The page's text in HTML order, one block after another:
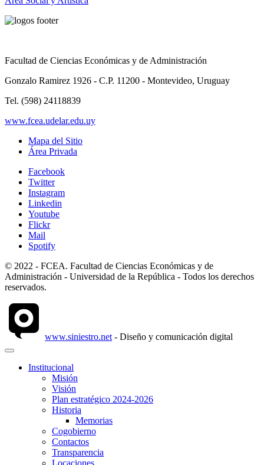
Facultad de Ciencias Económicas y de Administración
Gonzalo Ramirez 1926 - C.P. 11200 - Montevideo, Uruguay
Tel. (598) 24118839
www.fcea.udelar.edu.uy
Mapa del Sitio
Área Privada
Facebook
Twitter
Instagram
Linkedin
Youtube
Flickr
Mail
Spotify
© 2022 - FCEA. Facultad de Ciencias Económicas y de
Administración - Universidad de la República - Todos los derechos
reservados.
www.siniestro.net - Diseño y comunicación digital
Institucional
Misión
Visión
Plan estratégico 2024-2026
Historia
Memorias
Cogobierno
Contactos
Transparencia
Locaciones